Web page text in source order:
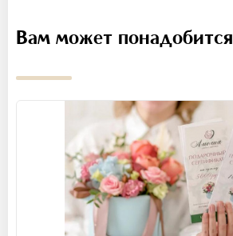
Вам может понадобится